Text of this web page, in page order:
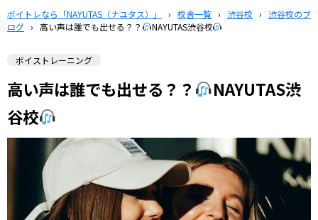
ボイトレなら「NAYUTAS（ナユタス）」 › 校舎一覧 › 渋谷校 › 渋谷校のブ
ログ › 高い声は誰でも出せる？？ NAYUTAS渋谷校
ボイストレーニング
高い声は誰でも出せる？？
NAYUTAS渋
谷校